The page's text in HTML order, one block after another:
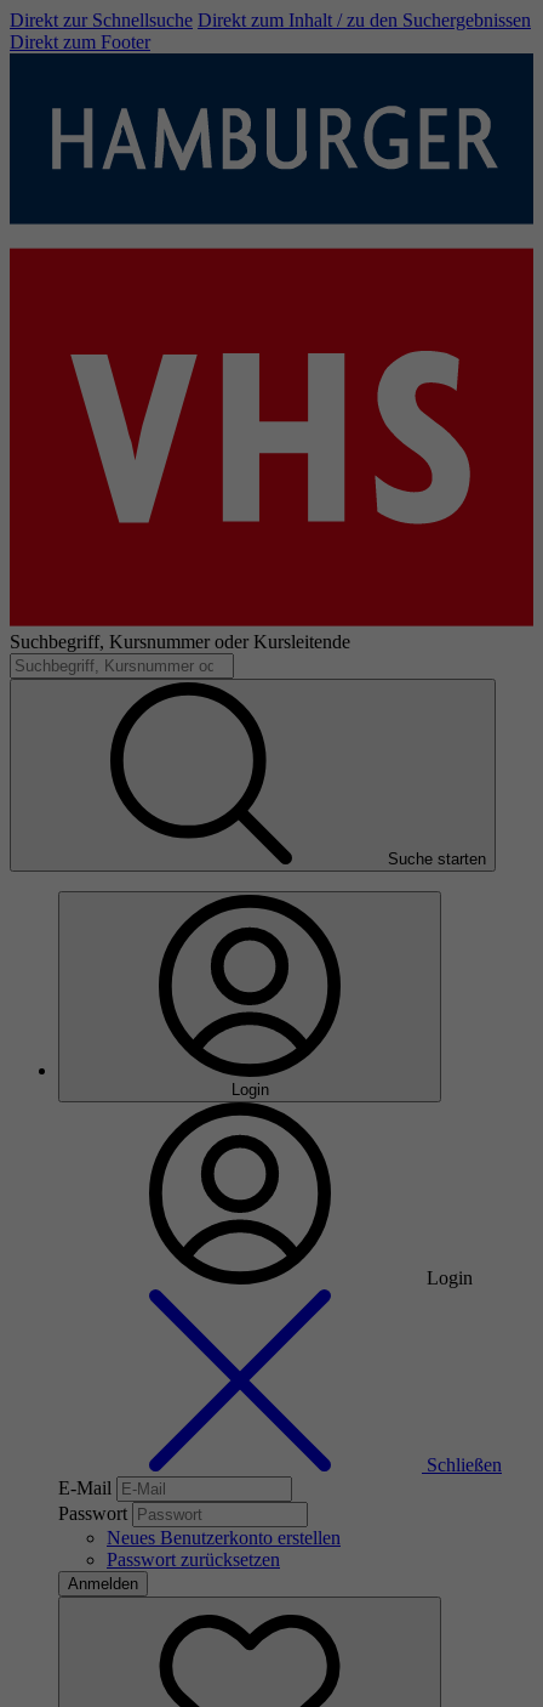
Direkt zur Schnellsuche Direkt zum Inhalt / zu den Suchergebnissen
Direkt zum Footer
Suchbegriff, Kursnummer oder Kursleitende
Suche starten
Login
Login
Schließen
E-Mail
Passwort
Neues Benutzerkonto erstellen
Passwort zurücksetzen
Anmelden